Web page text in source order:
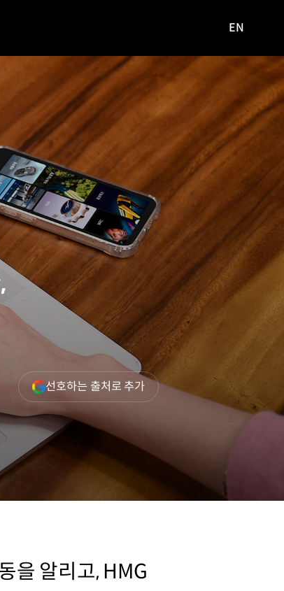
사이트로
EN
선호하는 출처로 추가(새
창
을 알리고, HMG